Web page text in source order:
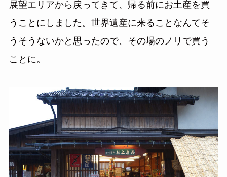
展望エリアから戻ってきて、帰る前にお土産を買
うことにしました。世界遺産に来ることなんてそ
うそうないかと思ったので、その場のノリで買う
ことに。